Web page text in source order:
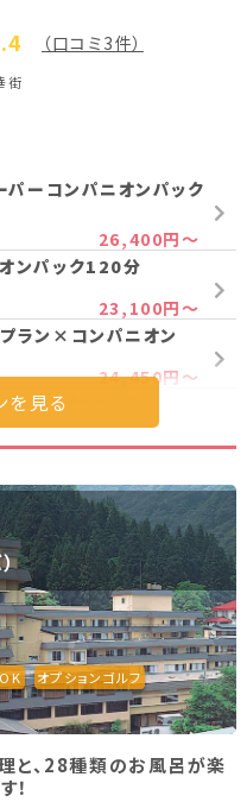
（口コミ3件）
街
パーコンパニオンパック
26,400円～
ンパック120分
23,100円～
ラン×コンパニオン
24,450円～
ンパック120分
20,460円～
を見る
オプションゴルフ
と、28種類のお風呂が楽
！